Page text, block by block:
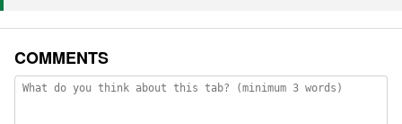
COMMENTS